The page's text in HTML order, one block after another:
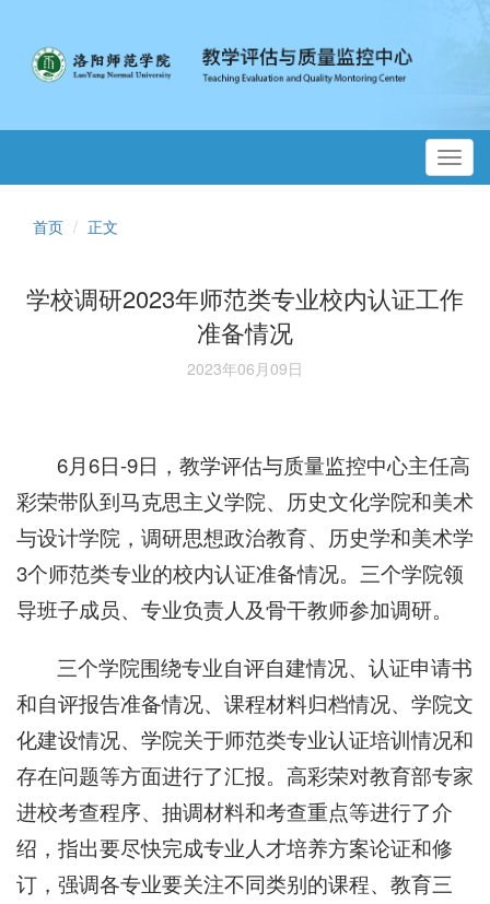
首页 正文
学校调研2023年师范类专业校内认证工作
准备情况
2023年06月09日
6月6日-9日，教学评估与质量监控中心主任高
彩荣带队到马克思主义学院、历史文化学院和美术
与设计学院，调研思想政治教育、历史学和美术学
3个师范类专业的校内认证准备情况。三个学院领
导班子成员、专业负责人及骨干教师参加调研。
三个学院围绕专业自评自建情况、认证申请书
和自评报告准备情况、课程材料归档情况、学院文
化建设情况、学院关于师范类专业认证培训情况和
存在问题等方面进行了汇报。高彩荣对教育部专家
进校考查程序、抽调材料和考查重点等进行了介
绍，指出要尽快完成专业人才培养方案论证和修
订，强调各专业要关注不同类别的课程、教育三